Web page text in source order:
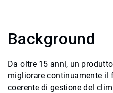
Background
Da oltre 15 anni, un
migliorare continuamente il
coerente di gestione del